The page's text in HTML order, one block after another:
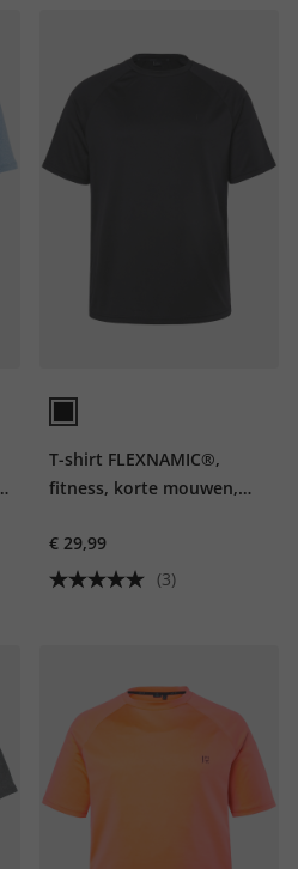
T-shirt FLEXNAMIC®,
fitness, korte mouwen,
QuickDry
€ 29,99
(3)